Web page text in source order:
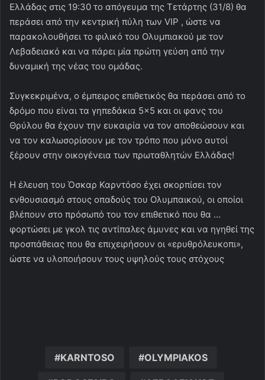
Ελλάδας στις 19:30 το απόγευμα της Τετάρτης (31/8) θα
περάσει από την κεντρική πύλη των VIP , ώστε να
παρακολουθήσει το φιλικό του Ολυμπιακού με τον
Λεβαδειακό και να πάρει μία πρώτη γεύση από την
δυναμική της νέας του ομάδας.
Συγκεκριμένα, ο έμπειρος επιθετικός θα περάσει από το
δρόμο που είναι τα γηπεδάκια 5×5 και οι φανς του
Θρύλου θα έχουν την ευκαιρία να τον αποθεώσουν και
να τον καλωσορίσουν με τον τρόπο που μόνο αυτοί
ξέρουν στην οικογένεια των πρωταθλητών Ελλάδας!
Η έλευση του Όσκαρ Καρντόσο έχει σκορπίσει τον
ενθουσιασμό στους οπαδούς του Ολυμπαικού, οι οποίοι
βλέπουν στο πρόσωπό του τον επιθετικό που θα …
φορτώσει με γκολ τις αντίπαλες άμυνες και να ηγηθεί της
προσπάθειας που θα επιχειρήσουν οι «ερυθρόλευκοπι»,
ώστε να υλοποιήσουν τους υψηλούς τους στόχους
KARNTOSO OLYMPIAKOS